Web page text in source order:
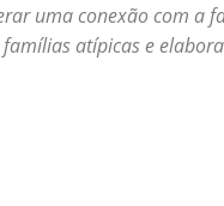
uma conexão com a
atípicas e